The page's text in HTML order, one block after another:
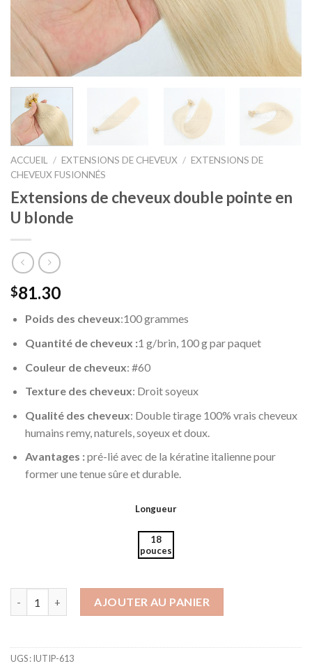
ACCUEIL / EXTENSIONS DE CHEVEUX / EXTENSIONS DE
CHEVEUX FUSIONNÉS
Extensions de cheveux double pointe en
U blonde
$81.30
Poids des cheveux:100 grammes
Quantité de cheveux :1 g/brin, 100 g par paquet
Couleur de cheveux: #60
Texture des cheveux: Droit soyeux
Qualité des cheveux: Double tirage 100% vrais cheveux
humains remy, naturels, soyeux et doux.
Avantages :pré-lié avec de la kératine italienne pour
former une tenue sûre et durable.
Longueur
18
pouces
AJOUTER AU PANIER
UGS :IUTIP-613